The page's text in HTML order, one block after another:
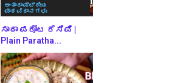
ಅಂತಾರಾಷ್ಟ್ರೀಯ
ಪಾಕವಿಧಾನಗಳು
ಸಾದಾ ಪರೋಟ ರೆಸಿಪಿ |
Plain Paratha...